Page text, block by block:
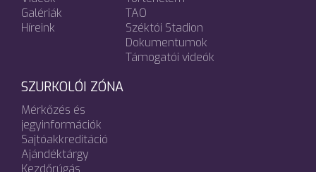
Galériák
Híreink
TAO
Széktói Stadion
Dokumentumok
Támogatói videók
SZURKOLÓI ZÓNA
Mérkőzés és
jegyinformációk
Sajtóakkreditáció
Ajándéktárgy
Kezdőrúgás